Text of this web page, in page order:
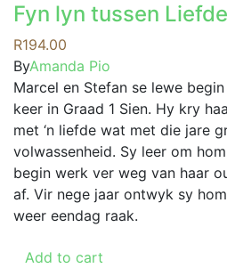
Fyn lyn tussen
R194.00
ByAmanda Pio
Marcel en Stefan se lewe
keer in Graad 1 Sien. Hy kry
met ‘n liefde wat met die jare
volwassenheid. Sy leer om
begin werk ver weg van haar
af. Vir nege jaar ontwyk sy
weer eendag raak.
Add to cart